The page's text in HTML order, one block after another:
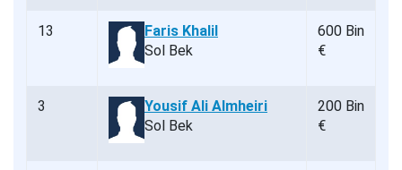
13
Faris Khalil
Sol Bek
600 Bin
€
3
Yousif Ali Almheiri
Sol Bek
200 Bin
€